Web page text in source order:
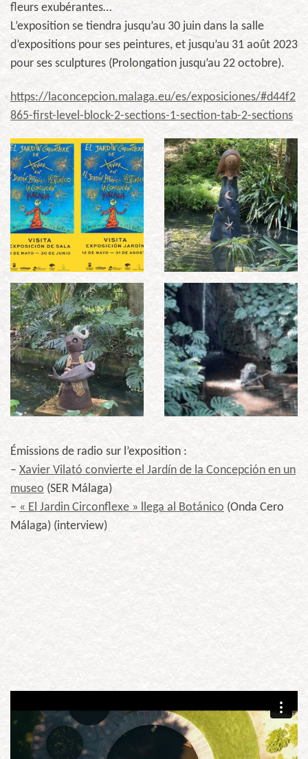
fleurs exubérantes…
L’exposition se tiendra jusqu’au 30 juin dans la salle
d’expositions pour ses peintures, et jusqu’au 31 août 2023
pour ses sculptures (Prolongation jusqu’au 22 octobre).
https://laconcepcion.malaga.eu/es/exposiciones/#d44f2
865-first-level-block-2-sections-1-section-tab-2-sections
Émissions de radio sur l’exposition :
– Xavier Vilató convierte el Jardín de la Concepción en un
museo (SER Málaga)
– « El Jardin Circonflexe » llega al Botánico (Onda Cero
Málaga) (interview)